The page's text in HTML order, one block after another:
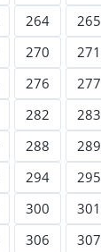
264 265
270 271
276 277
282 283
288 289
294 295
300 301
306 307